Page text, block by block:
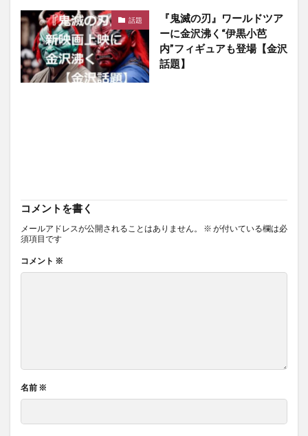
話題
『鬼滅の刃』ワールドツア
ーに金沢沸く“伊黒小芭
内”フィギュアも登場【金沢
話題】
コメントを書く
メールアドレスが公開されることはありません。 ※ が付いている欄は必
須項目です
コメント ※
名前 ※